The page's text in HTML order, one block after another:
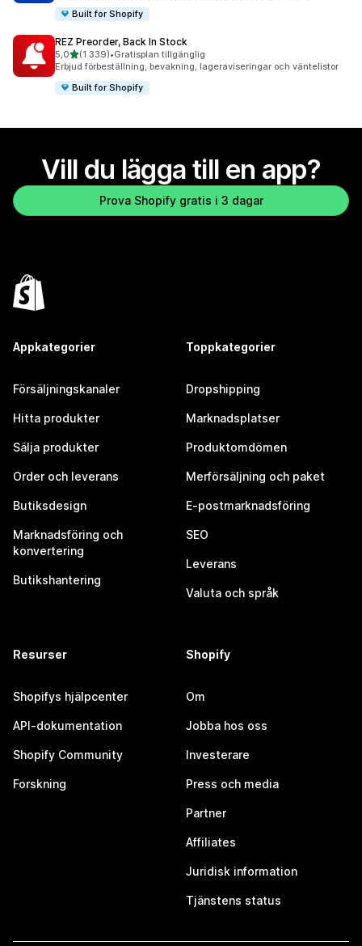
Built for Shopify
REZ Preorder, Back In Stock
5,0av 5 stjärnor
(1 339)
1339 recensioner totalt
•Gratisplan tillgänglig
Erbjud förbeställning, bevakning, lageraviseringar och väntelistor
Built for Shopify
Vill du lägga till en app?
Prova Shopify gratis i 3 dagar
Appkategorier
Försäljningskanaler
Hitta produkter
Sälja produkter
Order och leverans
Butiksdesign
Marknadsföring och
konvertering
Butikshantering
Toppkategorier
Dropshipping
Marknadsplatser
Produktomdömen
Merförsäljning och paket
E-postmarknadsföring
SEO
Leverans
Valuta och språk
Resurser
Shopifys hjälpcenter
API-dokumentation
Shopify Community
Forskning
Shopify
Om
Jobba hos oss
Investerare
Press och media
Partner
Affiliates
Juridisk information
Tjänstens status